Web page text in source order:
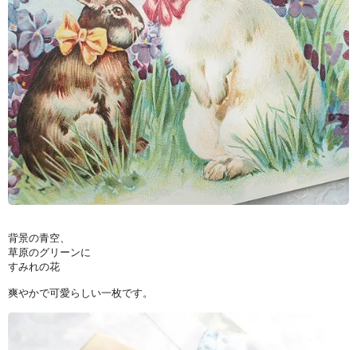
背景の青空、
草原のグリーンに
すみれの花
爽やかで可愛らしい一枚です。